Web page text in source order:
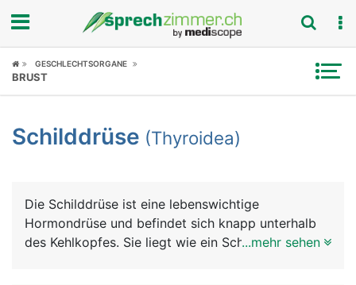
Fokus
Symptome
News
GESCHLECHTSORGANE
BRUST
Schilddrüse (Thyroidea)
Die Schilddrüse ist eine lebenswichtige
Hormondrüse und befindet sich knapp unterhalb
des Kehlkopfes. Sie liegt wie ein Schild vor...mehr sehen